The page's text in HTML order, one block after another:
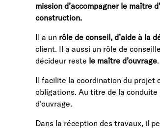
mission d’accompagner le maître
construction.
Il a un rôle de conseil, d’aide à la
client. Il a aussi un rôle de
décideur reste le maître d’ouvrage.
Il facilite la coordination du projet
obligations. Au titre de la conduite
d’ouvrage.
Dans la réception des travaux, il